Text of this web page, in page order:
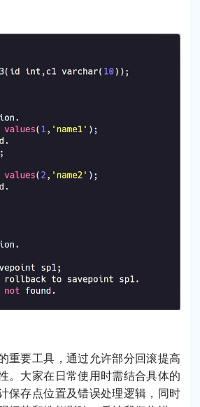
重要工具，通过允许部分回滚提高
。大家在日常使用时需结合具体的
保存点位置及错误处理逻辑，同时